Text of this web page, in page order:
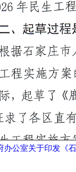
办公室关于印发《